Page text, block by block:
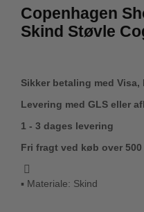
Copenhagen
Skind Støvle
Sikker betaling med Visa,
Levering med GLS eller
1 - 3 dages levering
Fri fragt ved køb over 500
▪ Materiale: Skind